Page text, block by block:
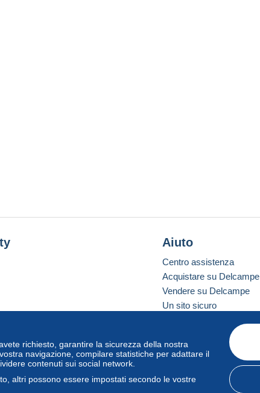
richiesto, garantire la sicurezza della nostra
navigazione, compilare statistiche per adattare il
contenuti sui social network.
altri possono essere impostati secondo le vostre
Aiuto
Centro assistenza
Acquistare su Delcampe
Vendere su Delcampe
Un sito sicuro